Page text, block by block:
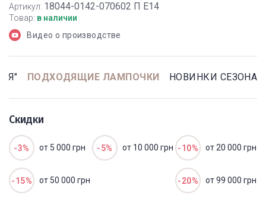
Артикул: 18044-0142-070602 П Е14
Товар: в наличии
Видео о производстве
ПОДХОДЯЩИЕ ЛАМПОЧКИ НОВИНКИ СЕЗОНА
Скидки
-3% от 5 000 грн -5% от 10 000 грн -10% от 20 000 грн
-15% от 50 000 грн -20% от 99 000 грн